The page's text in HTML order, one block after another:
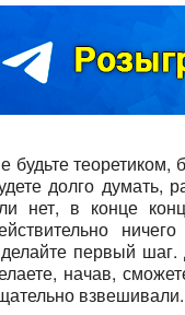
будьте теоретиком,
долго думать,
нет, в конце
первый
начав,
взвешивали.